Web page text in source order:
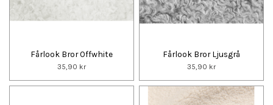
Fårlook Bror Offwhite
35,90 kr
Fårlook Bror Ljusgrå
35,90 kr